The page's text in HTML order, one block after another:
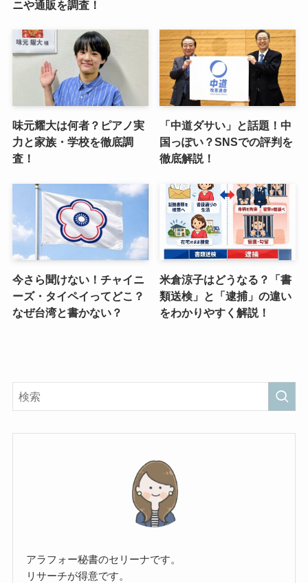
ニや通販を調査！
味元耀大は何者？ピアノ実
力と家族・学校を徹底調
査！
「中道ダサい」と話題！中
国っぽい？SNSでの評判を
徹底解説！
今さら聞けない！チャイニ
ーズ・タイペイってどこ？
なぜ台湾と書かない？
米倉涼子はどうなる？「書
類送検」と「逮捕」の違い
をわかりやすく解説！
アラフォー秘書のセリーナです。
リサーチが得意です。